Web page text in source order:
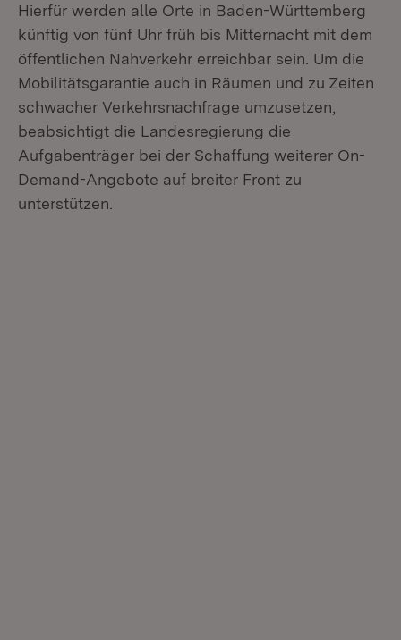
Hierfür werden alle Orte in Baden-Württemberg
künftig von fünf Uhr früh bis Mitternacht mit dem
öffentlichen Nahverkehr erreichbar sein. Um die
Mobilitätsgarantie auch in Räumen und zu Zeiten
schwacher Verkehrsnachfrage umzusetzen,
beabsichtigt die Landesregierung die
Aufgabenträger bei der Schaffung weiterer On-
Demand-Angebote auf breiter Front zu
unterstützen.